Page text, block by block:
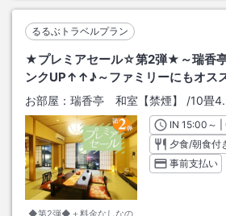
るるぶトラベルプラン
★プレミアセール☆第2弾★～瑞香
ンクUP↑↑♪～ファミリーにもオス
お部屋： 瑞香亭 和室【禁煙】 /10畳
◆第2弾◆＋料金なしなの
INチェック
15:00 ～ |
夕食/朝食付
事前支払い